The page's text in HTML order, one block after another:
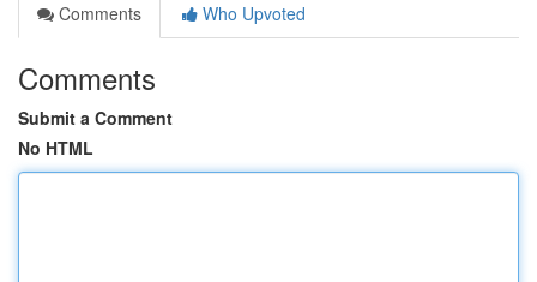
Comments
Who Upvoted
Comments
Submit a Comment
No HTML